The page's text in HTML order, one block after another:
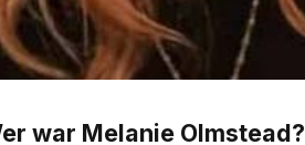
war Melanie Olmstead?